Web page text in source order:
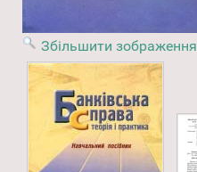
Збільшити зображення